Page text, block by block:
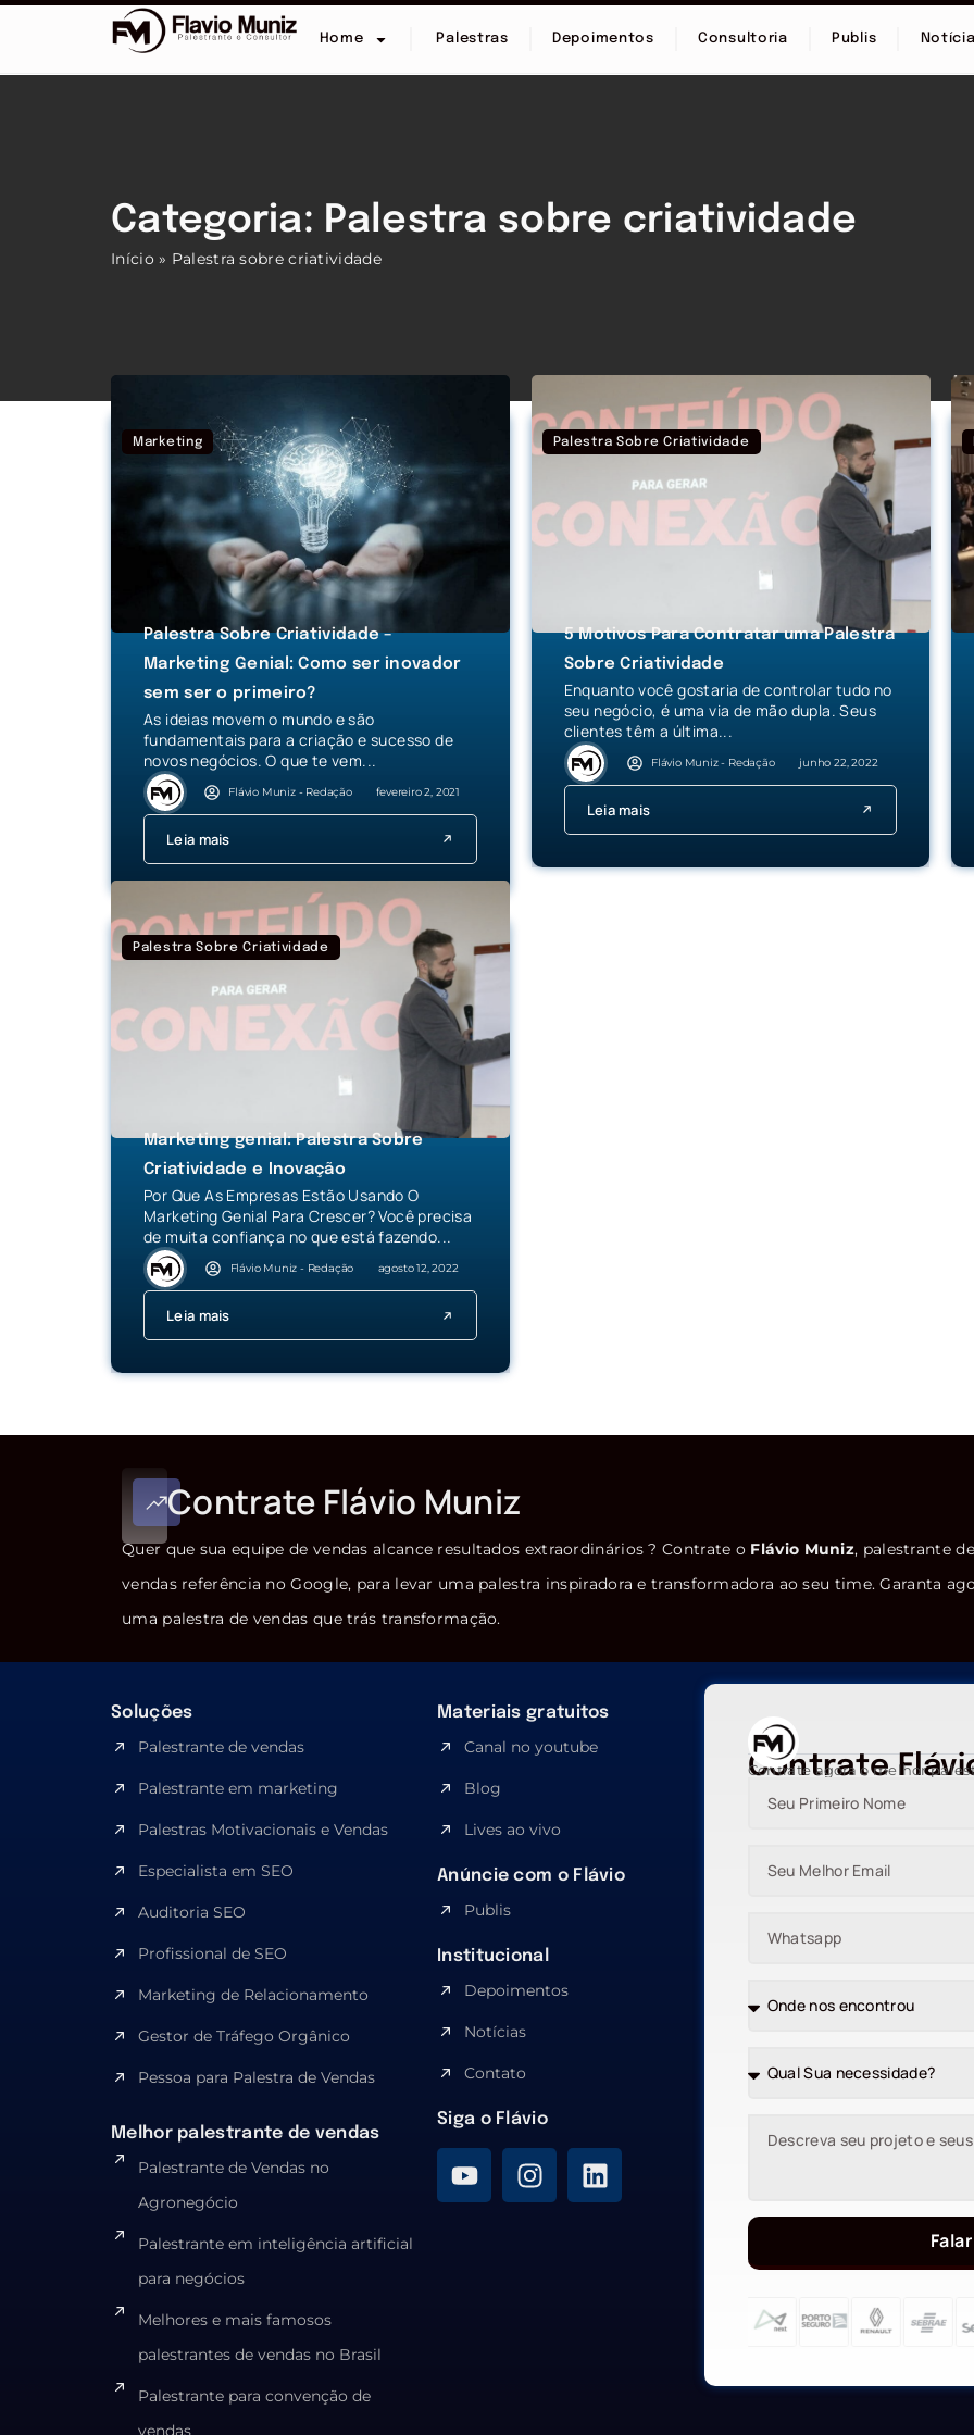
Home Palestras Depoimentos Consultoria Publis
Categoria: Palestra sobre criatividade
Início » Palestra sobre criatividade
Marketing
Palestra Sobre Criatividade –
Marketing Genial: Como ser inovador
sem ser o primeiro?
As ideias movem o mundo e são
fundamentais para a criação e sucesso de
novos negócios. O que te vem...
Flávio Muniz - Redação fevereiro 2, 2021
Leia mais
Palestra Sobre Criatividade
5 Motivos Para Contratar uma Palestra
Sobre Criatividade
Enquanto você gostaria de controlar tudo no
seu negócio, é uma via de mão dupla. Seus
clientes têm a última...
Flávio Muniz - Redação junho 22, 2022
Leia mais
Palestra Sobre Criatividade
Marketing genial: Palestra Sobre
Criatividade e Inovação
Por Que As Empresas Estão Usando O
Marketing Genial Para Crescer? Você precisa
de muita confiança no que está fazendo...
Flávio Muniz - Redação agosto 12, 2022
Leia mais
Contrate Flávio Muniz
Quer que sua equipe de vendas alcance resultados extraordinários ? Contrate o Flávio Muniz, palestrante de
vendas referência no Google, para levar uma palestra inspiradora e transformadora ao seu time. Garanta
uma palestra de vendas que trás transformação.
Soluções
Palestrante de vendas
Palestrante em marketing
Palestras Motivacionais e Vendas
Especialista em SEO​
Auditoria SEO
Profissional de SEO
Marketing de Relacionamento
Gestor de Tráfego Orgânico
Pessoa para Palestra de Vendas
Melhor palestrante de vendas
Palestrante de Vendas no
Agronegócio
Palestrante em inteligência artificial
para negócios
Melhores e mais famosos
palestrantes de vendas no Brasil
Palestrante para convenção de
vendas
Materiais gratuitos
Canal no youtube
Blog
Lives ao vivo
Anúncie com o Flávio
Publis
Institucional
Depoimentos
Notícias
Contato
Siga o Flávio
Contrate
Contrate agora o melhor